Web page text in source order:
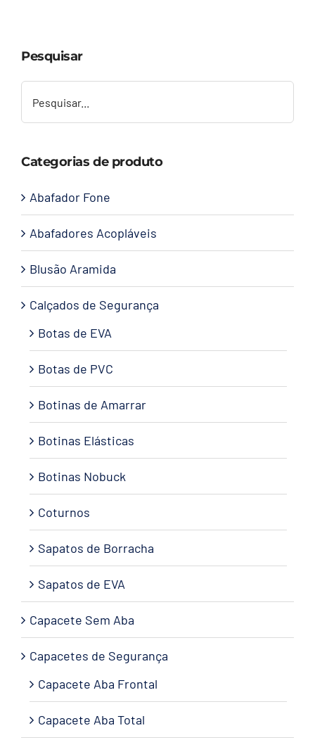
Contato
Pesquisar
Categorias de produto
Abafador Fone
Abafadores Acopláveis
Blusão Aramida
Calçados de Segurança
Botas de EVA
Botas de PVC
Botinas de Amarrar
Botinas Elásticas
Botinas Nobuck
Coturnos
Sapatos de Borracha
Sapatos de EVA
Capacete Sem Aba
Capacetes de Segurança
Capacete Aba Frontal
Capacete Aba Total